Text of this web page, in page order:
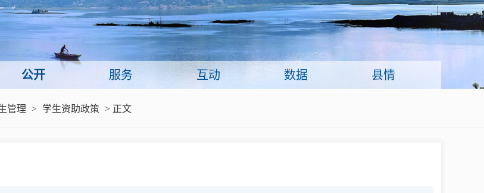
数据 视频新闻 临沂日报·莒南新
闻
公开 服务 互动 数据 县情
管理 > 学生资助政策 > 正文